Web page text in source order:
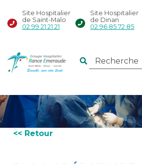
Site Hospitalier
de Saint-Malo
02 99 21 21 21
Site Hospitalier
de Dinan
02 96 85 72 85
<< Retour